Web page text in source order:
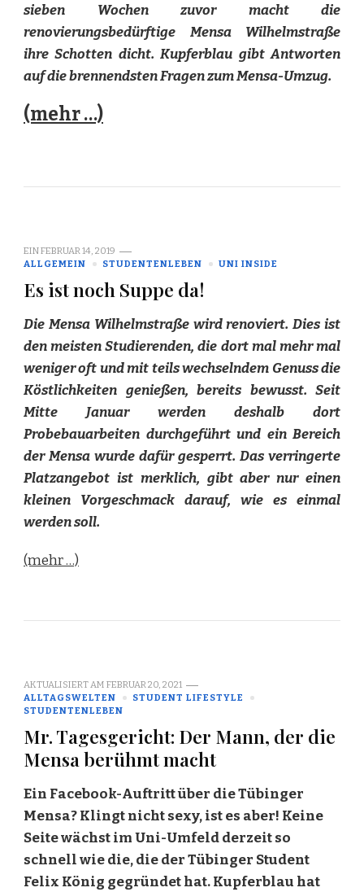
sieben Wochen zuvor macht die
renovierungsbedürftige Mensa Wilhelmstraße
ihre Schotten dicht. Kupferblau gibt Antworten
auf die brennendsten Fragen zum Mensa-Umzug.
(mehr …)
EINFEBRUAR 14, 2019
ALLGEMEIN
STUDENTENLEBEN UNI INSIDE
Es ist noch Suppe da!
Die Mensa Wilhelmstraße wird renoviert. Dies ist
den meisten Studierenden, die dort mal mehr mal
weniger oft und mit teils wechselndem Genuss die
Köstlichkeiten genießen, bereits bewusst. Seit
Mitte Januar werden deshalb dort
Probebauarbeiten durchgeführt und ein Bereich
der Mensa wurde dafür gesperrt. Das verringerte
Platzangebot ist merklich, gibt aber nur einen
kleinen Vorgeschmack darauf, wie es einmal
werden soll.
(mehr …)
AKTUALISIERT AM FEBRUAR 20, 2021
ALLTAGSWELTEN
STUDENT LIFESTYLE
STUDENTENLEBEN
Mr. Tagesgericht: Der Mann, der die
Mensa berühmt macht
Ein Facebook-Auftritt über die Tübinger
Mensa? Klingt nicht sexy, ist es aber! Keine
Seite wächst im Uni-Umfeld derzeit so
schnell wie die, die der Tübinger Student
Felix König gegründet hat. Kupferblau hat